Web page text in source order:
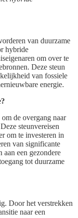
van duurzame
hybride
om over te
Deze steun
van fossiele
energie.
de overgang naar
steunvereisen
om te investeren in
van significante
een gezondere
tot duurzame
Door het verstrekken
naar een